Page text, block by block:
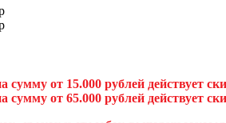
сумму от 15.000 рублей действует
сумму от 65.000 рублей действует